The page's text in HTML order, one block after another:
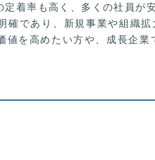
着率も高く、多くの社員が
確であり、新規事業や組織
値を高めたい方や、成長企